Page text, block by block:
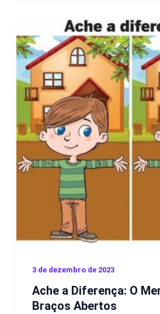
3 de dezembro de 2023
Ache a Diferença: O
Braços Abertos